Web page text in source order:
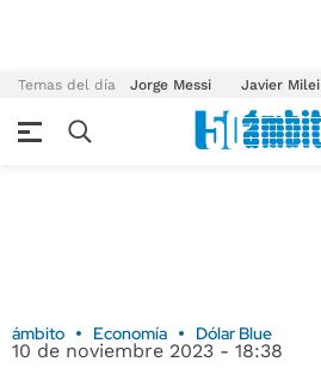
Temas del día Jorge Messi Javier Milei
ámbito Economía Dólar Blue
10 de noviembre 2023 - 18:38